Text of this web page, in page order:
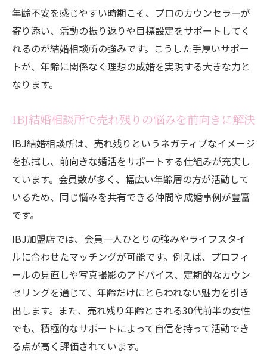
年齢不安を感じやすい時期こそ、プロのカウンセラーが
寄り添い、活動の振り返りや目標設定をサポートしてく
れるのが結婚相談所の強みです。こうした手厚いサポー
トが、年齢に関係なく理想の成婚を実現する大きな力と
なります。
IBJ結婚相談所で売れ残りの悩みを前向きに解決
IBJ結婚相談所は、売れ残りというネガティブなイメージ
を払拭し、前向きな婚活をサポートする仕組みが充実し
ています。会員数が多く、幅広い年齢層の方が活動して
いるため、同じ悩みを共有できる仲間や成婚事例が豊富
です。
IBJ加盟店では、会員一人ひとりの強みやライフスタイ
ルに合わせたマッチングが可能です。例えば、プロフィ
ールの見直しや写真撮影のアドバイス、定期的なカウン
セリングを通じて、年齢だけにとらわれない魅力を引き
出します。また、売れ残り年齢とされる30代前半の女性
でも、積極的なサポートによって自信を持って活動でき
る点が高く評価されています。